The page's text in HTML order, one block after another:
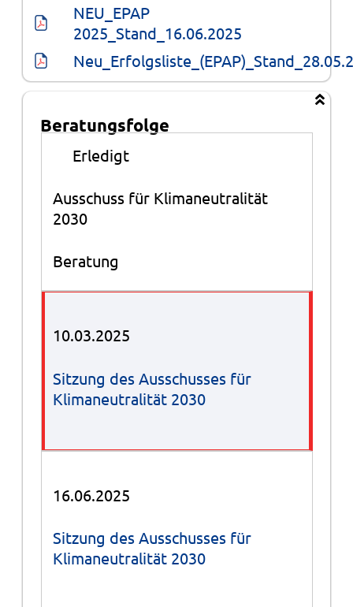
NEU_EPAP
2025_Stand_16.06.2025
Beratungsfolge
Beratungsfolge
Erledigt
Ausschuss für Klimaneutralität
2030
Beratung
10.03.2025
Sitzung des Ausschusses für
Klimaneutralität 2030
16.06.2025
Sitzung des Ausschusses für
Klimaneutralität 2030